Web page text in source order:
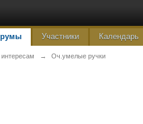
Участники Календарь
→ Оч.умелые ручки